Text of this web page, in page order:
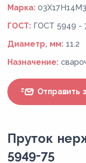
Марка: 03Х17Н14М3
ГОСТ: ГОСТ 5949 -
Диаметр, мм: 11.2
Назначение:
Отправить
Пруток
5949-75